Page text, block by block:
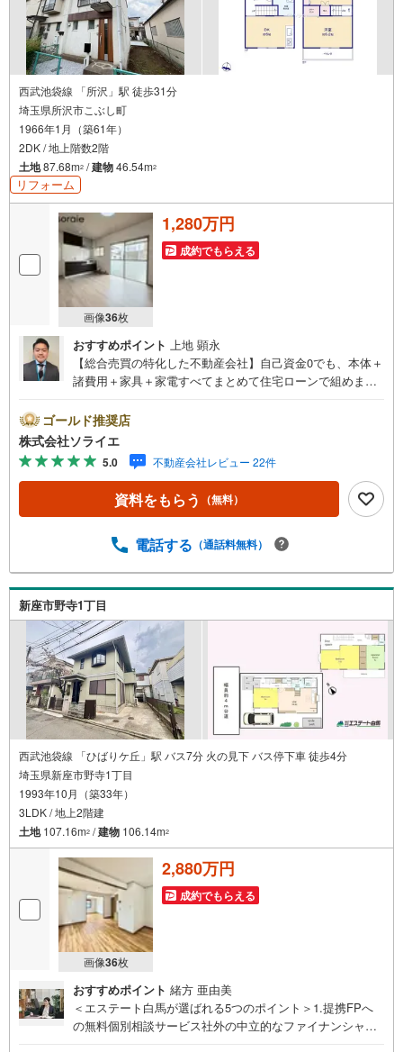
西武池袋線 「所沢」駅 徒歩31分
埼玉県所沢市こぶし町
1966年1月（築61年）
2DK / 地上階数2階
土地87.68m2 /建物46.54m2
リフォーム
画像36枚
1,280万円
成約でもらえる
おすすめポイント 上地 顕永
【総合売買の特化した不動産会社】自己資金0でも、本体＋
諸費用＋家具＋家電すべてまとめて住宅ローンで組めま
スピーディをモットーにお客さん目線での営業を心がけて
おり、営業マンの差を実感してください！◆他社様でご紹
介されている物件も一緒にご提案できます。◆おまとめロ
ーン（消費者金融系・車のローン・カード系の借入・エア
コン等の電化製品等）もおまとめ可能です。◆お忙しいと
きは現地待合せ＆現地解散できます。◆勤続年数が1年未満
ください！売買・賃貸・売却相談・相続相談・空家管理・
合わせ・ご来店お待ちしております！（＾＾）！
ゴールド推奨店
株式会社ソライエ
5.0 不動産会社レビュー 22件
資料をもらう （無料）
電話する （通話料無料）
新座市野寺1丁目
西武池袋線 「ひばりケ丘」駅 バス7分 火の見下 バス停下車 徒歩4分
埼玉県新座市野寺1丁目
1993年10月（築33年）
3LDK / 地上2階建
土地107.16m2 /建物 106.14m2
画像36枚
2,880万円
成約でもらえる
おすすめポイント 緒方 亜由美
＜エステート白馬が選ばれる5つのポイント＞1.提携FPへ
の無料個別相談サービス社外の中立的なファイナンシャル